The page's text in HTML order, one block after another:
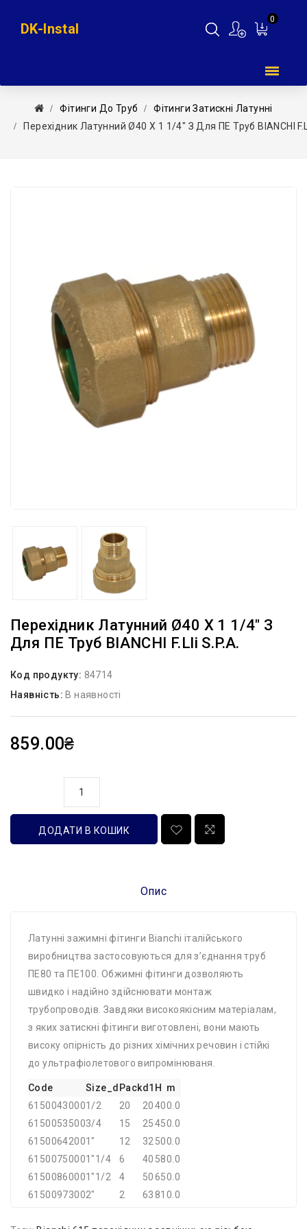
0
DK-Instal
Фітинги До Труб
Фітинги Затискні Латунні
Перехідник Латунний Ø40 Х 1 1/4″ З Для ПЕ Труб BIANCHI
Перехідник Латунний Ø40 Х 1 1/4″ З
Для ПЕ Труб BIANCHI F.lli S.p.A.
Код продукту: 84714
Наявність: В наявності
859.00₴
ДОДАТИ В КОШИК
Опис
Латунні зажимні фітинги Bianchi італійського
виробництва застосовуються для з’єднання труб
ПЕ80 та ПЕ100. Обжимні фітинги дозволяють
швидко і надійно здійснювати монтаж
трубопроводів. Завдяки високоякісним матеріалам,
з яких затискні фітинги виготовлені, вони мають
високу опірність до різних хімічних речовин і стійкі
до ультрафіолетового випромінюваня.
Code Size_d Packd1 H
m
61500430001/2 20 20400.0
61500535003/4 15 25450.0
61500642001" 12 32 500.0
61500750001"1/4 6 40 580.0
61500860001"1/2 4 50650.0
61500973002" 2 63 81 0.0